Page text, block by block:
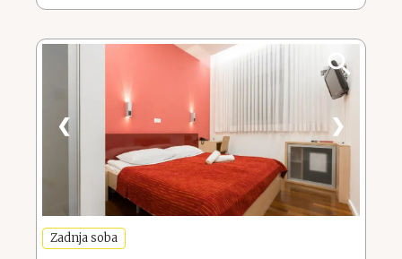
❮ ❯
Zadnja soba